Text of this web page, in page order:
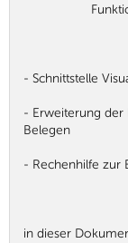
- Schnittstelle
- Erweiterung der
Belegen
- Rechenhilfe zur
in dieser